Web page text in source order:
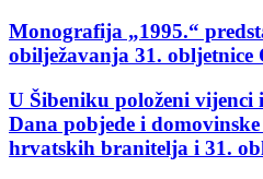
Monografija „1995.“
obilježavanja 31. obljetnice
U Šibeniku položeni vijenci
Dana pobjede i
hrvatskih branitelja i 31.